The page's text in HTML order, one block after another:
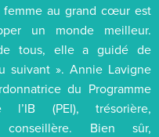
femme au grand cœur est
un monde meilleur.
tous, elle a guidé de
suivant ». Annie Lavigne
du Programme
l’IB (PEI), trésorière,
Bien sûr,